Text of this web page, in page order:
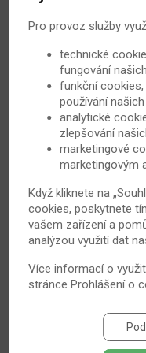
Zajímá vás, jak
nemoci? Nevíte, jak
Právě na tyto otázky
které se můžete těšit
1. 1. 2010
Mezi revmatiky
Pro provoz služby
technické
fungování
funkční
používání
analytické
zlepšování
marketingové
marketingovým
Když kliknete na
cookies, poskytnete
vašem zařízení a
analýzou využití dat
Více informací o
stránceProhlášení o